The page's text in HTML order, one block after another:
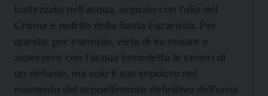
battezzato nell’acqua, segnato con l’olio del
Crisma e nutrito della Santa Eucaristia. Per
questo, per esempio, vieta di incensare e
aspergere con l’acqua benedetta le ceneri di
un defunto, ma solo il suo sepolcro nel
momento del seppellimento definitivo dell’urna